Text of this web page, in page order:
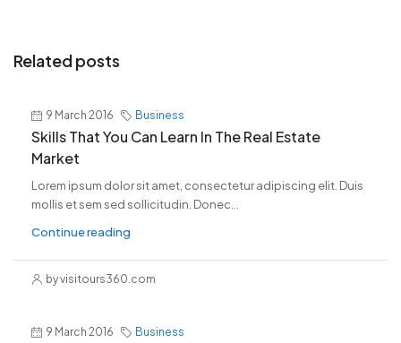
Related posts
9 March 2016 Business
Skills That You Can Learn In The Real Estate
Market
Lorem ipsum dolor sit amet, consectetur adipiscing elit. Duis
mollis et sem sed sollicitudin. Donec...
Continue reading
by visitours360.com
9 March 2016 Business